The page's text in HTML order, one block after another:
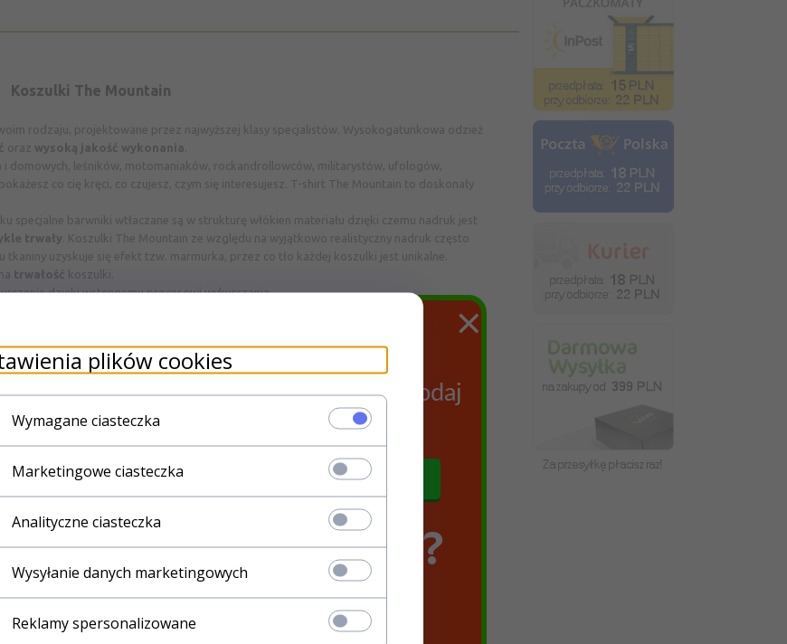
Koszulki The Mountain
rodzaju, projektowane przez najwyższej klasy specjalistów. Wysokogatunkowa odzież
oraz wysoką jakość wykonania
i domowych, leśników, motomaniaków, rockandrollowców, militarystów, ufologów,
co cię kręci, co czujesz, czym się interesujesz. T-shirt The Mountain to doskonały
specjalne barwniki wtłaczane są w strukturę włókien materiału dzięki czemu nadruk jest
trwały . Koszulki The Mountain ze względu na wyjątkowo realistyczny nadruk często
tkaniny uzyskuje się efekt tzw. marmurka, przez co tło każdej koszulki jest unikalne.
trwałość
koszulki.
dzięki wstępnemu procesowi wykurczania.
200g) o gęstym splocie.
plików cookies
Wymagane ciasteczka
Marketingowe ciasteczka
Analityczne ciasteczka
Wysyłanie danych marketingowych
Reklamy spersonalizowane
×
do osób najlepiej poinformowanych
w naszym sklepie. Już teraz podaj
e-mail iODBIERZ PREZENT
Zapisz się
CO ZYSKUJESZ?
Kody rabatowe,